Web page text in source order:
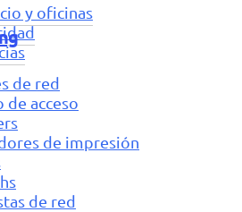
y oficinas
de red
de acceso
de impresión
de red